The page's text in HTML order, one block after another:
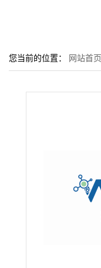
您当前的位置： 网站首页